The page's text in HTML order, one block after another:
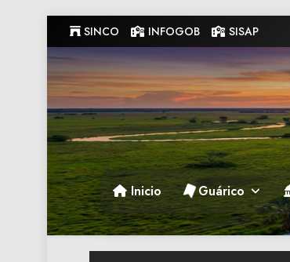
to
content
SINCO INFOGOB SISAP
Gobernacion de
Gobernacion de Guarico
Inicio Guárico